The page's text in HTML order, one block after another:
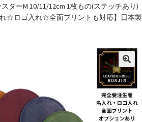
ターM 10/11/12cm 1枚もの(ステッチあり)
☆ロゴ入れ☆全面プリントも対応】日本製
🔍